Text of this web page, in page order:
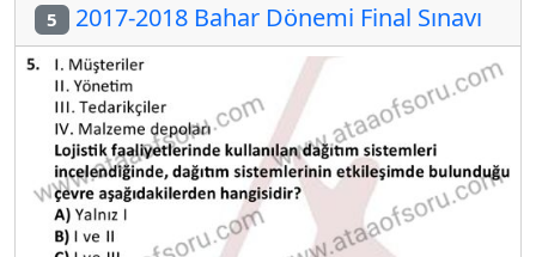
5 2017-2018 Bahar Dönemi Final Sınavı